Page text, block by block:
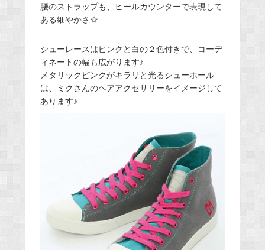
腰のストラップも、ヒールカウンターで表現して
ある細やかさ☆
シューレースはピンクと白の２色付きで、コーデ
ィネートの幅も広がります♪
メタリックピンクがキラリと光るシューホール
は、ミクさんのヘアアクセサリーをイメージして
あります♪